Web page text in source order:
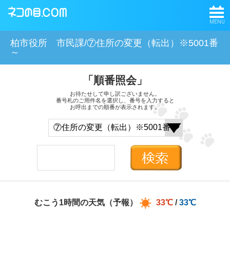
MENU
柏市役所 市民課/⑦住所の変更（転出）※5001番
～
「順番照会」
お待たせして申し訳ございません。
番号札のご用件名を選択し、番号を入力すると
お呼出までの順番が表示されます。
むこう1時間の天気（予報） 33℃ /33℃